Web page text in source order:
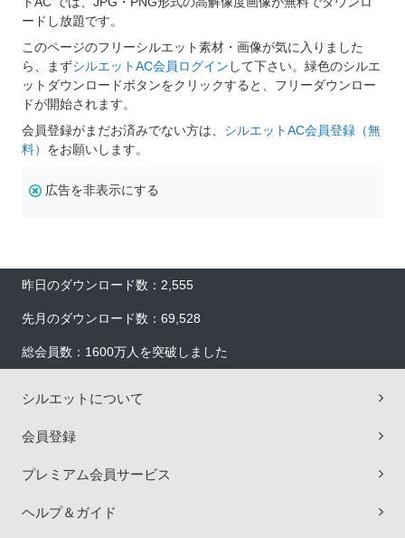
ードし放題です。
このページのフリーシルエット素材・画像が気に入りました
ら、まずシルエットAC会員ログイン して下さい。緑色のシルエ
ットダウンロードボタンをクリックすると、フリーダウンロー
ドが開始されます。
会員登録がまだお済みでない方は、 シルエットAC会員登録（無
料） をお願いします。
広告を非表示にする
昨日のダウンロード数：2,555
先月のダウンロード数：69,528
総会員数：1600万人を突破しました
シルエットについて
会員登録
プレミアム会員サービス
ヘルプ＆ガイド